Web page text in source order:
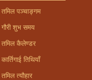
तमिल पञ्चाङ्गम
गौरी शुभ समय
तमिल कैलेण्डर
कार्तिगाई तिथियाँ
तमिल त्यौहार